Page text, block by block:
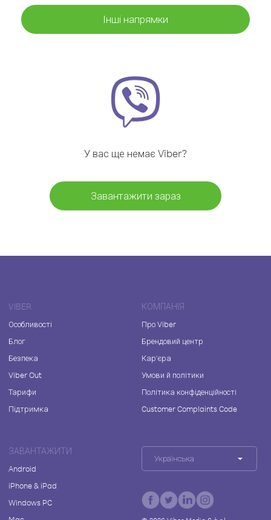
Інші напрямки
У вас ще немає Viber?
Завантажити зараз
VIBER
Особливості
Блог
Безпека
Viber Out
Тарифи
Підтримка
КОМПАНІЯ
Про Viber
Брендовий центр
Кар'єра
Умови й політики
Політика конфіденційності
Customer Complaints Code
ЗАВАНТАЖИТИ
Android
iPhone & iPad
Windows PC
Українська